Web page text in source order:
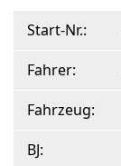
Start-Nr.:
Fahrer:
Fahrzeug:
BJ: